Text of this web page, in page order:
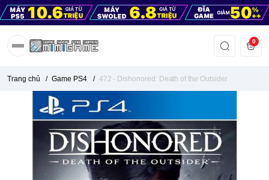
0
Trang chủ / Game PS4 / 472 - Dishonored: Death of the Outsider